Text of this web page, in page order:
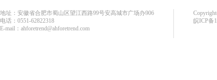
地址：安徽省合肥市蜀山区望江西路99号安高城市广场办906
电话：0551-62822318
E-mail：ahforetrend@ahforetrend.com
皖ICP备